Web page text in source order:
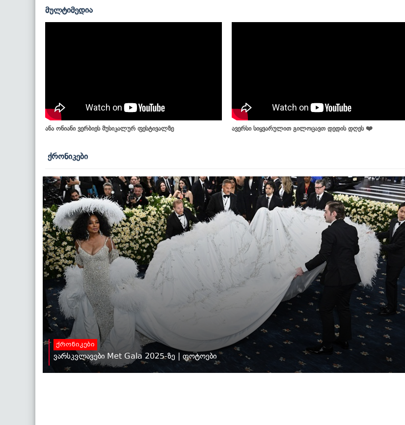
მულტიმედია
ანა ონიანი ვერბიეს მუსიკალურ ფესტივალზე ავერსი სიყვარულით გილოცავთ დედის დღეს ❤️
ქრონიკები
ქრონიკები
ვარსკვლავები Met Gala 2025-ზე | ფოტოები